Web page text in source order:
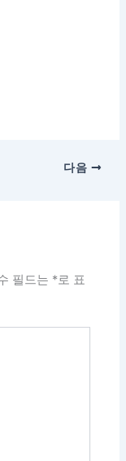
다음
필드는 *로 표